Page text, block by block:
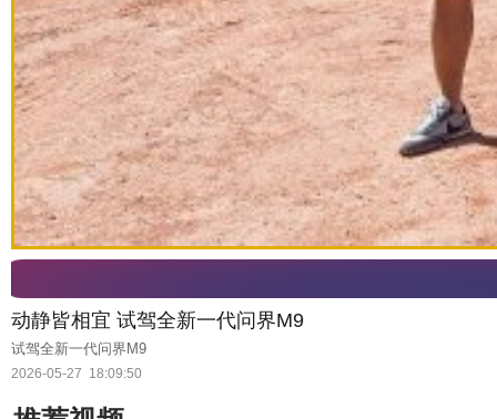
动静皆相宜 试驾全新一代问界M9
试驾全新一代问界M9
2026-05-27 18:09:50